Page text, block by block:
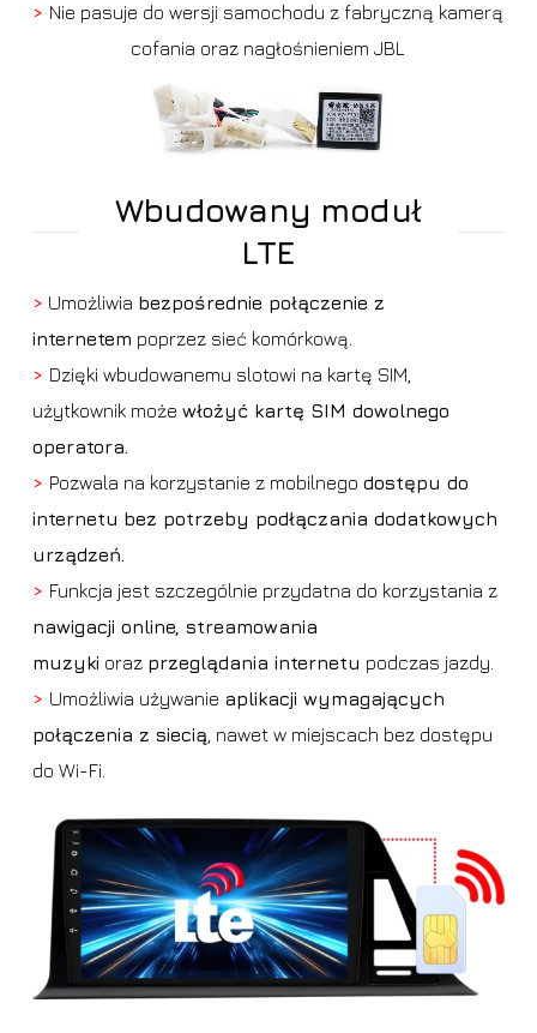
> Nie pasuje do wersji samochodu z fabryczną kamerą
cofania oraz nagłośnieniem JBL
Wbudowany moduł
LTE
> Umożliwia bezpośrednie połączenie z
internetem poprzez sieć komórkową.
> Dzięki wbudowanemu slotowi na kartę SIM,
użytkownik może włożyć kartę SIM dowolnego
operatora.
> Pozwala na korzystanie z mobilnego dostępu do
internetu bez potrzeby podłączania dodatkowych
urządzeń.
> Funkcja jest szczególnie przydatna do korzystania z
nawigacji online, streamowania
muzyki oraz przeglądania internetu podczas jazdy.
> Umożliwia używanie aplikacji wymagających
połączenia z siecią , nawet w miejscach bez dostępu
do Wi-Fi.